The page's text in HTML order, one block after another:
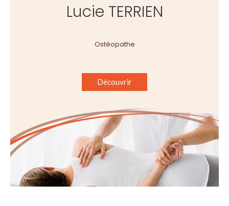
Lucie TERRIEN
Ostéopathe
Découvrir